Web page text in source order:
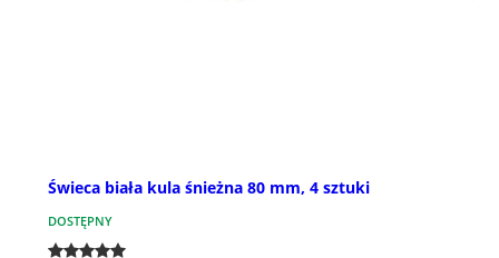
Świeca biała kula śnieżna 80 mm, 4 sztuki
DOSTĘPNY